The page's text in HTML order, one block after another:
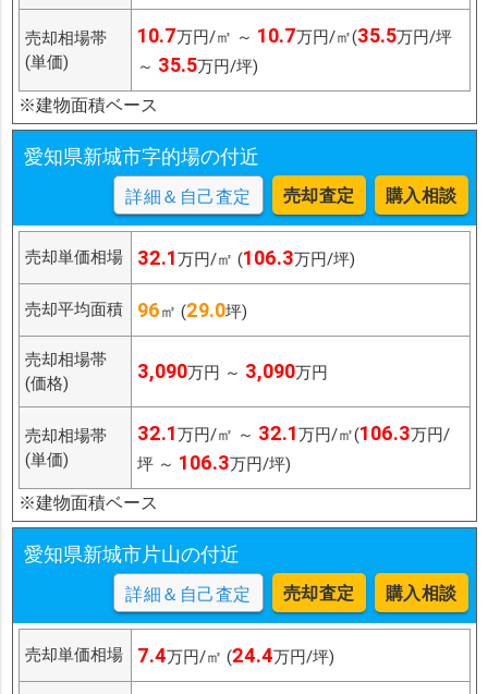
売却相場帯
(単価)
10.7万円/㎡ ～ 10.7万円/㎡(35.5万円/坪
～ 35.5万円/坪)
※建物面積ベース
愛知県新城市字的場の付近
詳細＆自己査定 売却査定 購入相談
売却単価相場 32.1万円/㎡ (106.3万円/坪)
売却平均面積 96㎡ (29.0坪)
売却相場帯
(価格)
3,090万円 ～ 3,090万円
売却相場帯
(単価)
32.1万円/㎡ ～ 32.1万円/㎡(106.3万円/
坪 ～ 106.3万円/坪)
※建物面積ベース
愛知県新城市片山の付近
詳細＆自己査定 売却査定 購入相談
売却単価相場 7.4万円/㎡ (24.4万円/坪)